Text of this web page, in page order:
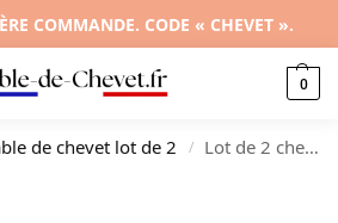
COMMANDE. CODE « CHEVET ».
0
de chevet lot de 2 / Lot de 2 chevets pin marron minimaliste suspendu, 40×30.5x40cm